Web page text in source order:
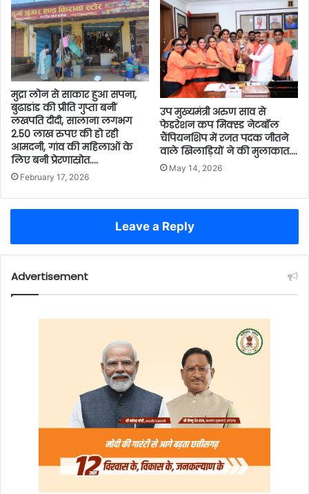
मुद्रा लोन से साकार हुआ सपना,
बुढाडांड की प्रीति गुप्ता बनीं
लखपति दीदी, सालाना लगभग
2.50 लाख रुपए की हो रही
आमदनी, गांव की महिलाओं के
लिए बनी प्रेरणास्रोत….
February 17, 2026
उप मुख्यमंत्री अरुण साव से
फेडरेशन कप मिक्स्ड नेटबॉल
चैंपियनशिप में रजत पदक जीतने
वाले खिलाड़ियों ने की मुलाकात….
May 14, 2026
Leave a Reply
Advertisement